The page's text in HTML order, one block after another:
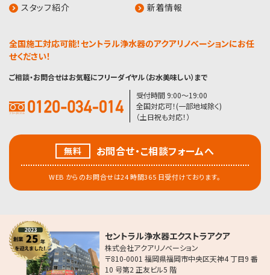
スタッフ紹介
新着情報
全国施工対応可能！セントラル浄水器のアクアリノベーションにお任
せください！
ご相談・お問合せはお気軽にフリーダイヤル（お水美味しい）まで
受付時間 9:00〜19:00
全国対応可！(一部地域除く)
（土日祝も対応！）
無料 お問合せ・こ相談フォームへ
WEB からのお問合せは24 時間365 日受付けております。
セントラル浄水器エクストラアクア
株式会社アクアリノベーション
〒810-0001 福岡県福岡市中央区天神4 丁目9 番
10 号第2 正友ビル5 階